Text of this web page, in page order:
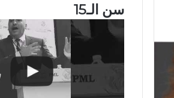
سن الـ15